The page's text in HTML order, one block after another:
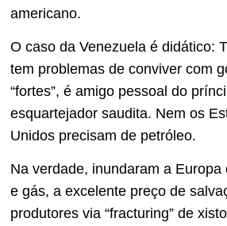
americano.
O caso da Venezuela é didático:
tem problemas de conviver com
“fortes”, é amigo pessoal do
esquartejador saudita. Nem os
Unidos precisam de petróleo.
Na verdade, inundaram a Europa
e gás, a excelente preço de
produtores via “fracturing” de